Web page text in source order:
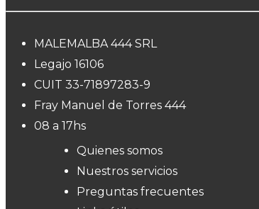
MALEMALBA 444 SRL
Legajo 16106
CUIT 33-71897283-9
Fray Manuel de Torres 444
08 a 17hs
Quienes somos
Nuestros servicios
Preguntas frecuentes